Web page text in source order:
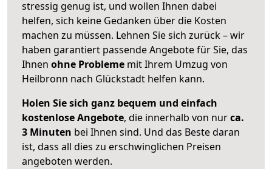
stressig genug ist, und wollen Ihnen dabei
helfen, sich keine Gedanken über die Kosten
machen zu müssen. Lehnen Sie sich zurück – wir
haben garantiert passende Angebote für Sie, das
Ihnen ohne Probleme mit Ihrem Umzug von
Heilbronn nach Glückstadt helfen kann.
Holen Sie sich ganz bequem und einfach
kostenlose Angebote, die innerhalb von nurca.
3 Minuten bei Ihnen sind. Und das Beste daran
ist, dass all dies zu erschwinglichen Preisen
angeboten werden.